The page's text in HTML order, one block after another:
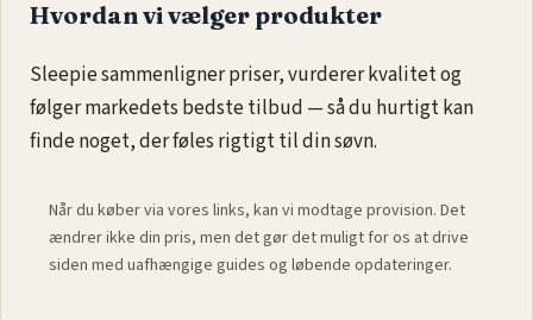
Hvordan vi vælger produkter
Sleepie sammenligner priser, vurderer kvalitet og
følger markedets bedste tilbud — så du hurtigt kan
finde noget, der føles rigtigt til din søvn.
Når du køber via vores links, kan vi modtage provision. Det
ændrer ikke din pris, men det gør det muligt for os at drive
siden med uafhængige guides og løbende opdateringer.